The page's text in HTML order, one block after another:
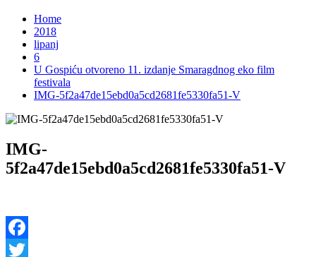
Home
2018
lipanj
6
U Gospiću otvoreno 11. izdanje Smaragdnog eko film
festivala
IMG-5f2a47de15ebd0a5cd2681fe5330fa51-V
IMG-
5f2a47de15ebd0a5cd2681fe5330fa51-V
Facebook